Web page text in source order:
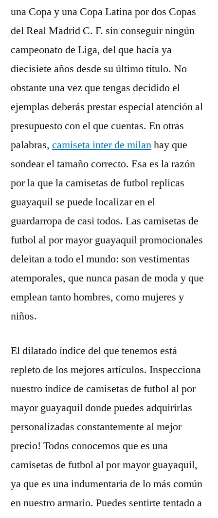
una Copa y una Copa Latina por dos Copas
del Real Madrid C. F. sin conseguir ningún
campeonato de Liga, del que hacía ya
diecisiete años desde su último título. No
obstante una vez que tengas decidido el
ejemplas deberás prestar especial atención al
presupuesto con el que cuentas. En otras
palabras, camiseta inter de milanhay que
sondear el tamaño correcto. Esa es la razón
por la que la camisetas de futbol replicas
guayaquil se puede localizar en el
guardarropa de casi todos. Las camisetas de
futbol al por mayor guayaquil promocionales
deleitan a todo el mundo: son vestimentas
atemporales, que nunca pasan de moda y que
emplean tanto hombres, como mujeres y
niños.
El dilatado índice del que tenemos está
repleto de los mejores artículos. Inspecciona
nuestro índice de camisetas de futbol al por
mayor guayaquil donde puedes adquirirlas
personalizadas constantemente al mejor
precio! Todos conocemos que es una
camisetas de futbol al por mayor guayaquil,
ya que es una indumentaria de lo más común
en nuestro armario. Puedes sentirte tentado a